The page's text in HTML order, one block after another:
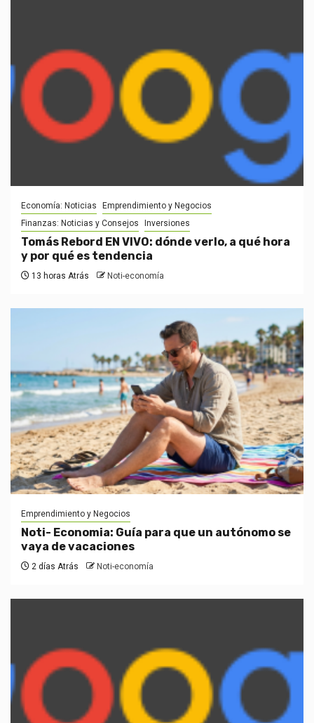
Economía: Noticias
Emprendimiento y Negocios
Finanzas: Noticias y Consejos
Inversiones
Tomás Rebord EN VIVO: dónde verlo, a qué hora
y por qué es tendencia
13 horas Atrás Noti-economía
Emprendimiento y Negocios
Noti- Economia: Guía para que un autónomo se
vaya de vacaciones
2 días Atrás Noti-economía